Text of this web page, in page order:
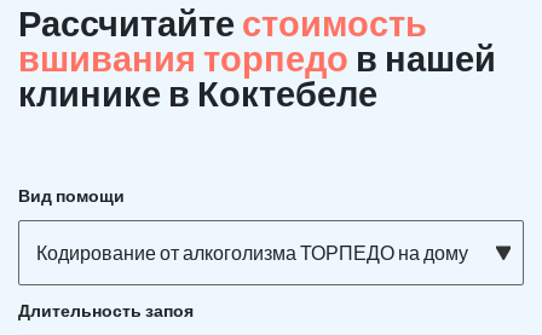
Рассчитайте стоимость
вшивания торпедо в нашей
клинике в Коктебеле
Вид помощи
Кодирование от алкоголизма ТОРПЕДО на дому
Длительность запоя